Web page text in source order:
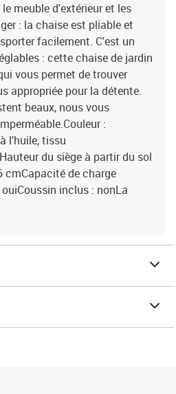
meuble d'extérieur et les
: la chaise est pliable et
facilement. C'est un
: cette chaise de jardin
vous permet de trouver
appropriée pour la détente.
beaux, nous vous
:
l'huile, tissu
du siège à partir du sol
cmCapacité de charge
inclus : nonLa